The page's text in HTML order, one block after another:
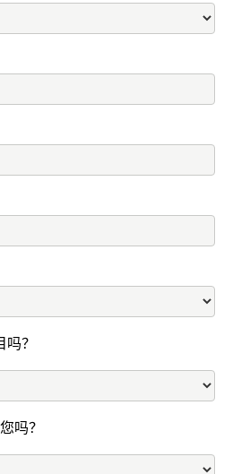
？
吗？